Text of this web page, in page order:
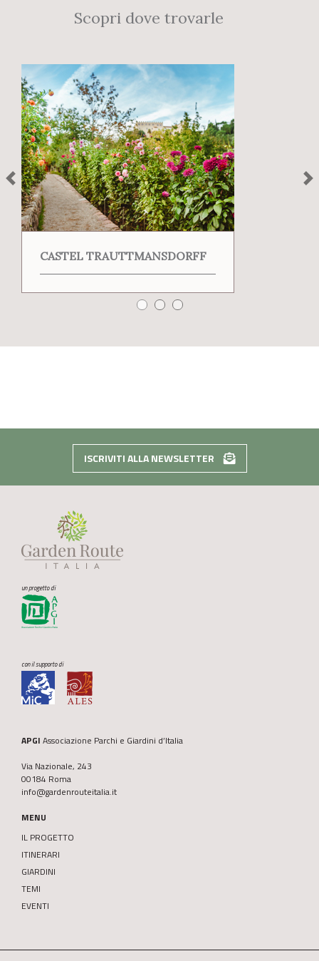
Scopri dove trovarle
CASTEL TRAUTTMANSDORFF
ISCRIVITI ALLA NEWSLETTER
un progetto di
con il supporto di
APGI Associazione Parchi e Giardini d’Italia
Via Nazionale, 243
00184 Roma
info@gardenrouteitalia.it
MENU
IL PROGETTO
ITINERARI
GIARDINI
TEMI
EVENTI